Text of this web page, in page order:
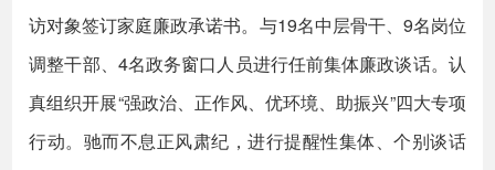
访对象签订家庭廉政承诺书。与19名中层骨干、9名岗位
调整干部、4名政务窗口人员进行任前集体廉政谈话。认
真组织开展“强政治、正作风、优环境、助振兴”四大专项
行动。驰而不息正风肃纪，进行提醒性集体、个别谈话